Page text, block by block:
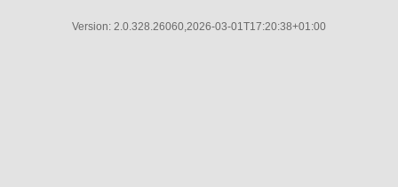
Version: 2.0.328.26060,2026-03-01T17:20:38+01:00